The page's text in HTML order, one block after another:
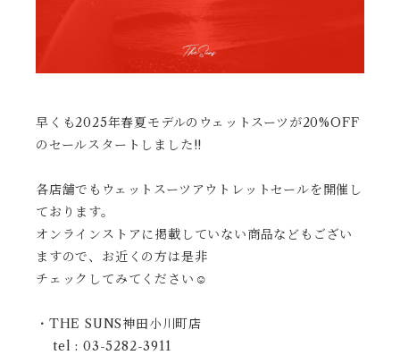
早くも2025年春夏モデルのウェットスーツが20%OFF
のセールスタートしました!!
各店舗でもウェットスーツアウトレットセールを開催し
ております。
オンラインストアに掲載していない商品などもござい
ますので、 お近くの方は是非
チェックしてみてください☺︎
・THE SUNS神田小川町店
tel : 03-5282-3911